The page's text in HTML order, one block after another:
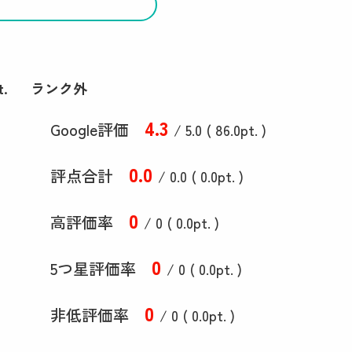
ランク外
Google評価 4.3 / 5.0 ( 86.0pt. )
評点合計 0.0 / 0.0 ( 0.0pt. )
高評価率 0 / 0 ( 0.0pt. )
5つ星評価率 0 / 0 ( 0.0pt. )
非低評価率 0 / 0 ( 0.0pt. )